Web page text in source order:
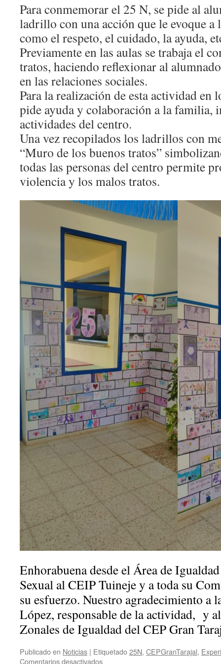
Para conmemorar el 25 N, se pide al
ladrillo con una acción que le evoque a
como el respeto, el cuidado, la ayuda,
Previamente en las aulas se trabaja el
tratos, haciendo reflexionar al
en las relaciones sociales.
Para la realización de esta actividad en
pide ayuda y colaboración a la familia,
actividades del centro.
Una vez recopilados los ladrillos con
“Muro de los buenos tratos”
todas las personas del centro permite
violencia y los malos tratos.
Enhorabuena desde el Área de
Sexual al CEIP Tuineje y a toda su
su esfuerzo. Nuestro agradecimiento a
López, responsable de la actividad, y
Zonales de Igualdad del CEP Gran
Publicado en Noticias | Etiquetado25N, CEPGranTarajal,
Comentarios desactivadosen